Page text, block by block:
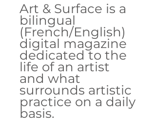
Art & Surface is a
bilingual
(French/English)
digital magazine
dedicated to the
life of an artist
and what
surrounds artistic
practice on a daily
basis.